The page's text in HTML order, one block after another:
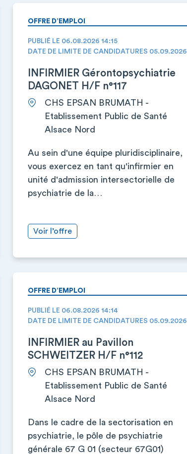
OFFRE D’EMPLOI
PUBLIÉ LE 06.08.2026 14:15
DATE DE LIMITE DE CANDIDATURES 05.09.2026
INFIRMIER Gérontopsychiatrie
DAGONET H/F n°117
CHS EPSAN BRUMATH -
Etablissement Public de Santé
Alsace Nord
Au sein d'une équipe pluridisciplinaire,
vous exercez en tant qu'infirmier en
unité d'admission intersectorielle de
psychiatrie de la…
Voir l’offre
OFFRE D’EMPLOI
PUBLIÉ LE 06.08.2026 14:14
DATE DE LIMITE DE CANDIDATURES 05.09.2026
INFIRMIER au Pavillon
SCHWEITZER H/F n°112
CHS EPSAN BRUMATH -
Etablissement Public de Santé
Alsace Nord
Dans le cadre de la sectorisation en
psychiatrie, le pôle de psychiatrie
générale 67 G 01 (secteur 67G01)